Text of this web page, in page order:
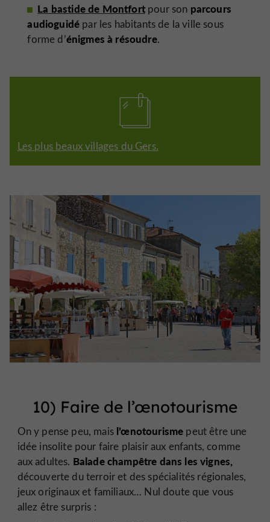
La bastide de Montfortpour son parcours
audioguidé par les habitants de la ville sous
forme d’énigmes à résoudre.
Les plus beaux villages du Gers.
10) Faire de l’œnotourisme
On y pense peu, mais l’œnotourisme peut être une
idée insolite pour faire plaisir aux enfants, comme
aux adultes. Balade champêtre dans les vignes,
découverte du terroir et des spécialités régionales,
jeux originaux et familiaux… Nul doute que vous
allez être surpris :